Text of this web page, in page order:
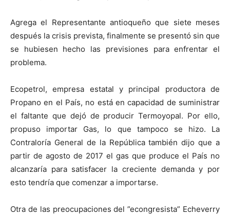
Agrega el Representante antioqueño que siete meses
después la crisis prevista, finalmente se presentó sin que
se hubiesen hecho las previsiones para enfrentar el
problema.
Ecopetrol, empresa estatal y principal productora de
Propano en el País, no está en capacidad de suministrar
el faltante que dejó de producir Termoyopal. Por ello,
propuso importar Gas, lo que tampoco se hizo. La
Contraloría General de la República también dijo que a
partir de agosto de 2017 el gas que produce el País no
alcanzaría para satisfacer la creciente demanda y por
esto tendría que comenzar a importarse.
Otra de las preocupaciones del ”econgresista” Echeverry